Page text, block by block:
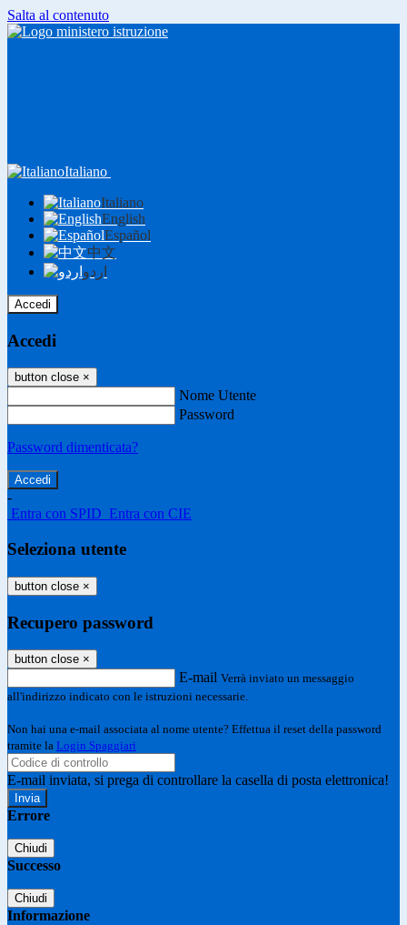
Salta al contenuto
Italiano
Italiano
English
Español
中文
اردو
Accedi
Accedi
button close ×
Nome Utente
Password
Password dimenticata?
-
Entra con SPID Entra con CIE
Seleziona utente
button close ×
Recupero password
button close ×
E-mail Verrà inviato un messaggio
all'indirizzo indicato con le istruzioni necessarie.
Non hai una e-mail associata al nome utente? Effettua il reset della password
tramite la Login Spaggiari
E-mail inviata, si prega di controllare la casella di posta elettronica!
Errore
Chiudi
Successo
Chiudi
Informazione